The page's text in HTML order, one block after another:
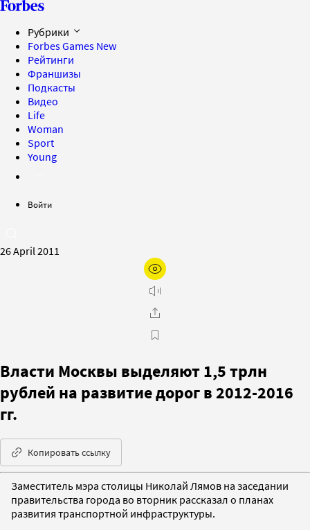
Рубрики
Forbes Games New
Рейтинги
Франшизы
Подкасты
Видео
Life
Woman
Sport
Young
Войти
26 April 2011
Власти Москвы выделяют 1,5 трлн
рублей на развитие дорог в 2012-2016
гг.
Копировать ссылку
Заместитель мэра столицы Николай Лямов на заседании
правительства города во вторник рассказал о планах
развития транспортной инфраструктуры.